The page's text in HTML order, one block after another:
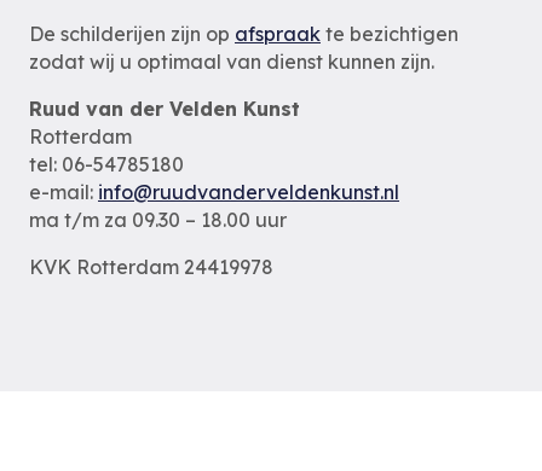
De schilderijen zijn op afspraak te bezichtigen
zodat wij u optimaal van dienst kunnen zijn.
Ruud van der Velden Kunst
Rotterdam
tel: 06-54785180
e-mail: info@ruudvanderveldenkunst.nl
ma t/m za 09.30 – 18.00 uur
KVK Rotterdam 24419978